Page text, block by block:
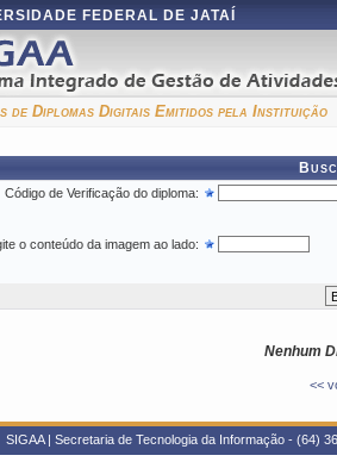
FEDERAL DE JATAÍ
de Diplomas Digitais Emitidos pela Instituição
Código de Verificação do diploma:
o conteúdo da imagem ao lado:
Nenhum
<<
SIGAA | Secretaria de Tecnologia da Informação - (64)